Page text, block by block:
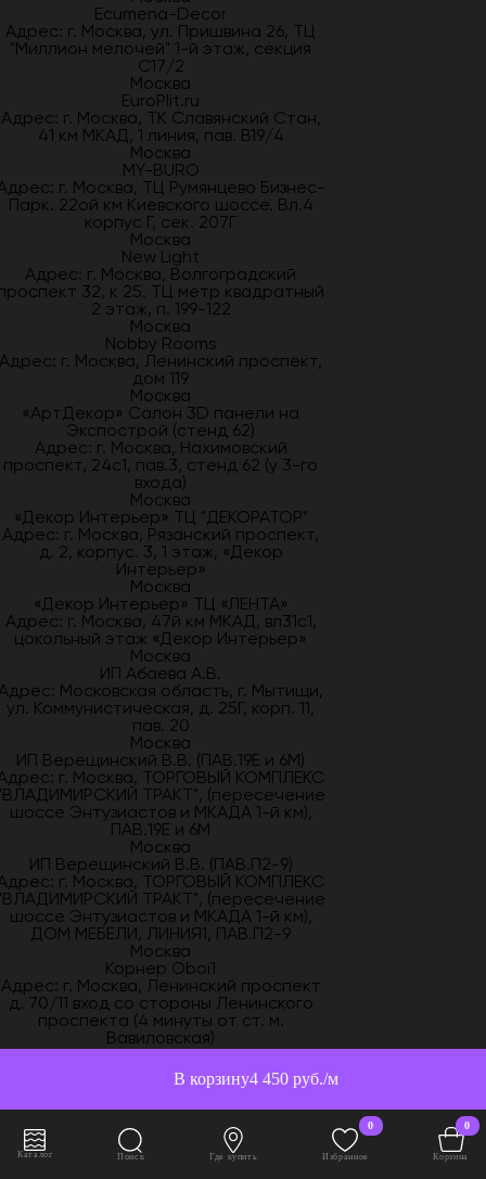
4 450 руб./м
В корзину
Ecumena-Decor
Адрес: г. Москва, ул. Пришвина 26, ТЦ
"Миллион мелочей" 1-й этаж, секция
С17/2
Москва
EuroPlit.ru
Адрес: г. Москва, ТК Славянский Стан,
41 км МКАД, 1 линия, пав. В19/4
Москва
MY-BURO
г. Москва, ТЦ Румянцево Бизнес-
Парк. 22ой км Киевского шоссе. Вл.4
корпус Г, сек. 207Г
Москва
New Light
Адрес: г. Москва, Волгоградский
32, к 25. ТЦ метр квадратный
2 этаж, п. 199-122
Москва
Nobby Rooms
Адрес: г. Москва, Ленинский проспект,
дом 119
Москва
«АртДекор» Салон 3D панели на
Экспострой (стенд 62)
Адрес: г. Москва, Нахимовский
проспект, 24с1, пав.3, стенд 62 (у 3-го
входа)
Москва
«Декор Интерьер» ТЦ "ДЕКОРАТОР"
Адрес: г. Москва, Рязанский проспект,
д. 2, корпус. 3, 1 этаж, «Декор
Интерьер»
Москва
«Декор Интерьер» ТЦ «ЛЕНТА»
Адрес: г. Москва, 47й км МКАД, вл31с1,
цокольный этаж «Декор Интерьер»
Москва
ИП Абаева А.В.
Московская область, г. Мытищи,
ул. Коммунистическая, д. 25Г, корп. 11,
пав. 20
Москва
ИП Верещинский В.В. (ПАВ.19Е и 6М)
г. Москва, ТОРГОВЫЙ КОМПЛЕКС
ТРАКТ", (пересечение
шоссе Энтузиастов и МКАДА 1-й км),
ПАВ.19Е и 6М
Москва
ИП Верещинский В.В. (ПАВ.П2-9)
г. Москва, ТОРГОВЫЙ КОМПЛЕКС
ТРАКТ", (пересечение
шоссе Энтузиастов и МКАДА 1-й км),
ДОМ МЕБЕЛИ, ЛИНИЯ1, ПАВ.П2-9
Москва
Корнер Oboi1
Адрес: г. Москва, Ленинский проспект
д. 70/11 вход со стороны Ленинского
проспекта (4 минуты от ст. м.
Вавиловская)
Москва
ЛЕПНИНА МАРКЕТ
Адрес: г. Москва, Ленинградское
шоссе, Дом. 58, Стр. 7, ТЦ Интерьер
дизайн "Водный", 1 Этаж цокольный,
Секция 021
Москва
Каталог Поиск Где купить
0
Избранное
0
Корзина